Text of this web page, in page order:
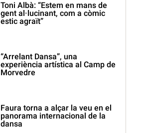
Toni Albà: “Estem en mans de
gent al·lucinant, com a còmic
estic agraït”
“Arrelant Dansa”, una
experiència artística al Camp de
Morvedre
Faura torna a alçar la veu en el
panorama internacional de la
dansa